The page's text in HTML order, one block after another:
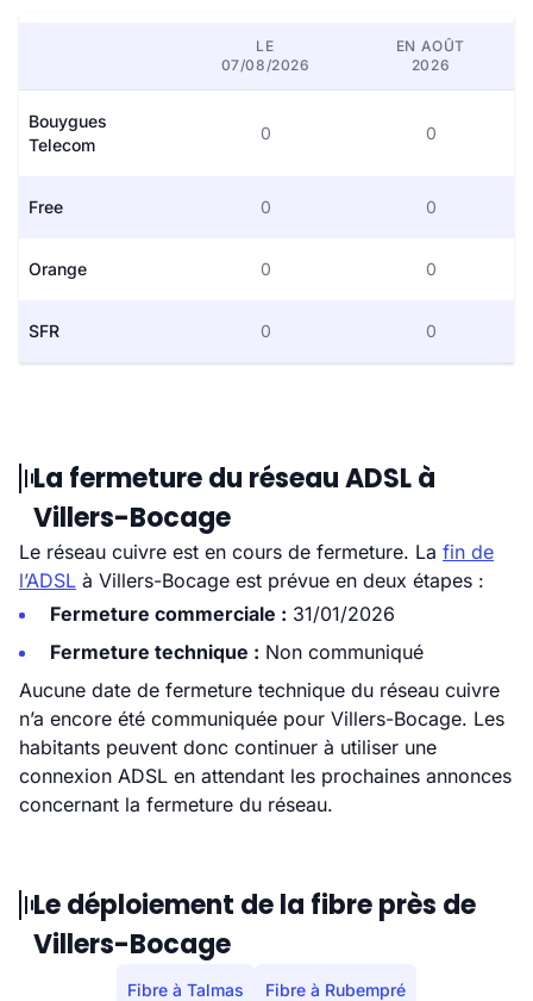
LE
07/08/2026
EN AOÛT
2026
Bouygues
Telecom
0 0
Free 0 0
Orange 0 0
SFR 0 0
La fermeture du réseau ADSL à
Villers-Bocage
Le réseau cuivre est en cours de fermeture. La fin de
l’ADSL à Villers-Bocage est prévue en deux étapes :
Fermeture commerciale : 31/01/2026
Fermeture technique : Non communiqué
Aucune date de fermeture technique du réseau cuivre
n’a encore été communiquée pour Villers-Bocage. Les
habitants peuvent donc continuer à utiliser une
connexion ADSL en attendant les prochaines annonces
concernant la fermeture du réseau.
Le déploiement de la fibre près de
Villers-Bocage
Fibre à Talmas Fibre à Rubempré